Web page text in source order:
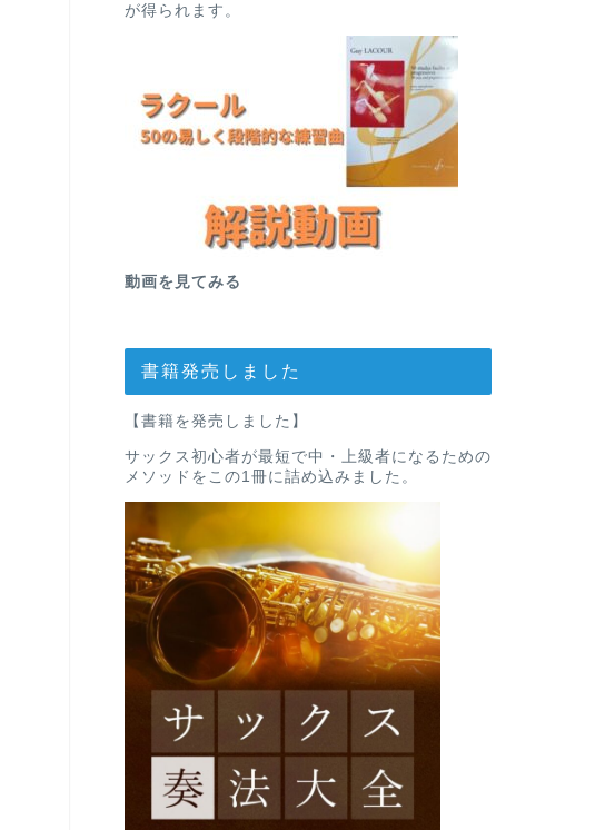
が得られます。
動画を見てみる
書籍発売しました
【書籍を発売しました】
サックス初心者が最短で中・上級者になるための
メソッドをこの1冊に詰め込みました。